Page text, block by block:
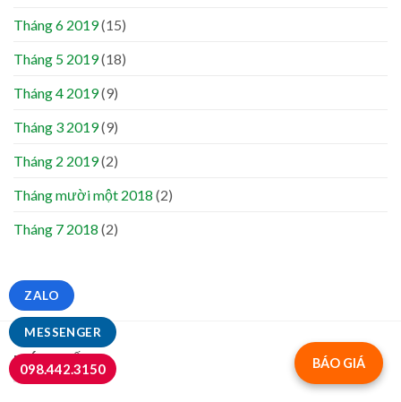
Tháng 6 2019(15)
Tháng 5 2019(18)
Tháng 4 2019(9)
Tháng 3 2019(9)
Tháng 2 2019(2)
Tháng mười một 2018 (2)
Tháng 7 2018 (2)
MỚI NHẤT BÁO GIÁ
MESSENGER
ZALO
098.442.3150